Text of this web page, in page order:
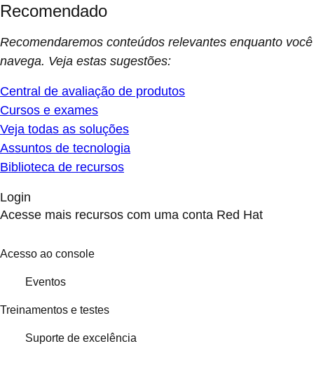
Recomendado
Recomendaremos conteúdos relevantes enquanto você
navega. Veja estas sugestões:
Central de avaliação de produtos
Cursos e exames
Veja todas as soluções
Assuntos de tecnologia
Biblioteca de recursos
Login
Acesse mais recursos com uma conta Red Hat
Acesso ao console
Eventos
Treinamentos e testes
Suporte de excelência